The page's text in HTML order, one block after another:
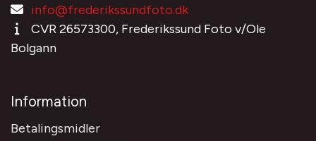
info@frederikssundfoto.dk
CVR 26573300, Frederikssund Foto v/Ole
Bolgann
Information
Betalingsmidler